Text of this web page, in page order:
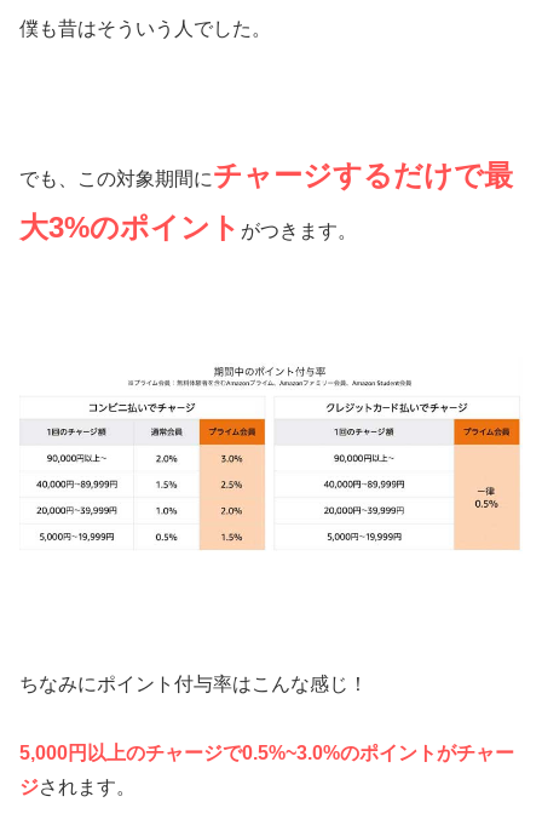
僕も昔はそういう人でした。
でも、この対象期間にチャージするだけで最
大3%のポイント がつきます。
ちなみにポイント付与率はこんな感じ！
5,000円以上のチャージで0.5%~3.0%のポイントがチャー
ジされます。